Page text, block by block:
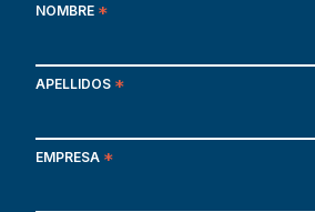
NOMBRE *
APELLIDOS *
EMPRESA *